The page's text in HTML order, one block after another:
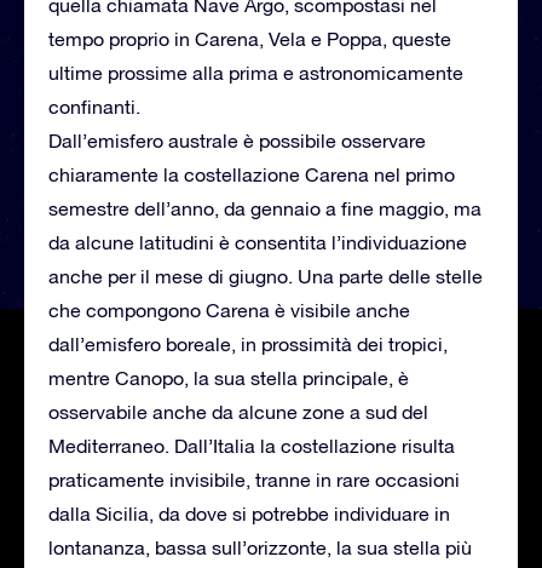
quella chiamata Nave Argo, scompostasi nel
tempo proprio in Carena, Vela e Poppa, queste
ultime prossime alla prima e astronomicamente
confinanti.
Dall’emisfero australe è possibile osservare
chiaramente la costellazione Carena nel primo
semestre dell’anno, da gennaio a fine maggio, ma
da alcune latitudini è consentita l’individuazione
anche per il mese di giugno. Una parte delle stelle
che compongono Carena è visibile anche
dall’emisfero boreale, in prossimità dei tropici,
mentre Canopo, la sua stella principale, è
osservabile anche da alcune zone a sud del
Mediterraneo. Dall’Italia la costellazione risulta
praticamente invisibile, tranne in rare occasioni
dalla Sicilia, da dove si potrebbe individuare in
lontananza, bassa sull’orizzonte, la sua stella più